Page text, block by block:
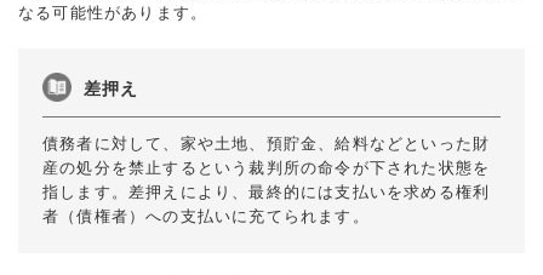
なる可能性があります。
差押え
債務者に対して、家や土地、預貯金、給料などといった財
産の処分を禁止するという裁判所の命令が下された状態を
指します。差押えにより、最終的には支払いを求める権利
者（債権者）への支払いに充てられます。